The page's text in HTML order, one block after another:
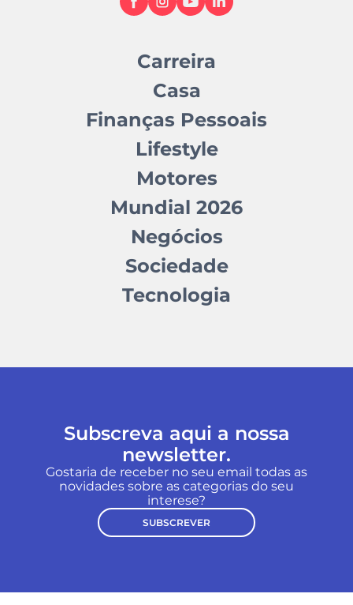
Carreira
Casa
Finanças Pessoais
Lifestyle
Motores
Mundial 2026
Negócios
Sociedade
Tecnologia
Subscreva aqui a nossa
newsletter.
Gostaria de receber no seu email todas as
novidades sobre as categorias do seu
interese?
SUBSCREVER